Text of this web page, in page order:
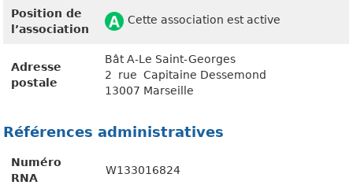
Position de
l’association
Cette association est active
Adresse
postale
Bât A-Le Saint-Georges
2 rue Capitaine Dessemond
13007 Marseille
Références administratives
Numéro
RNA
W133016824